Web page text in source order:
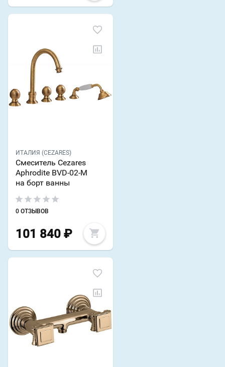
ИТАЛИЯ (CEZARES)
Смеситель Cezares
Aphrodite BVD-02-M
на борт ванны
0 ОТЗЫВОВ
101 840 ₽